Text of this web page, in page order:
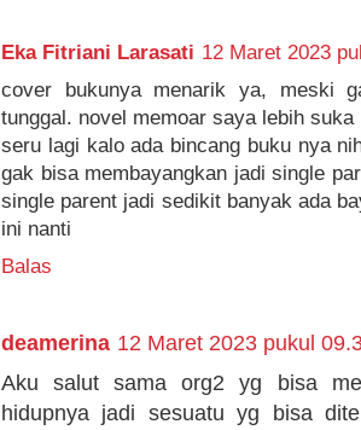
Eka Fitriani Larasati 12 Maret 2023
cover bukunya menarik ya, meski
tunggal. novel memoar saya lebih
seru lagi kalo ada bincang buku nya
gak bisa membayangkan jadi single
single parent jadi sedikit banyak ada
ini nanti
Balas
deamerina 12 Maret 2023 pukul
Aku salut sama org2 yg bisa
hidupnya jadi sesuatu yg bisa